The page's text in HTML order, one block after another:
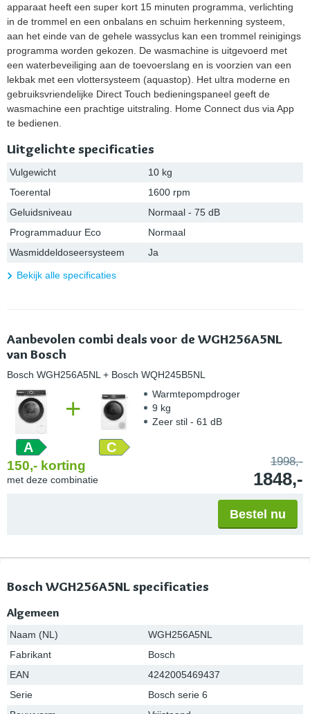
apparaat heeft een super kort 15 minuten programma, verlichting
in de trommel en een onbalans en schuim herkenning systeem,
aan het einde van de gehele wassyclus kan een trommel reinigings
programma worden gekozen. De wasmachine is uitgevoerd met
een waterbeveiliging aan de toevoerslang en is voorzien van een
lekbak met een vlottersysteem (aquastop). Het ultra moderne en
gebruiksvriendelijke Direct Touch bedieningspaneel geeft de
wasmachine een prachtige uitstraling. Home Connect dus via App
te bedienen.
Uitgelichte specificaties
Vulgewicht
10 kg
Toerental
1600 rpm
Geluidsniveau
Normaal - 75 dB
Programmaduur Eco
Normaal
Wasmiddeldoseersysteem
Ja
Bekijk alle specificaties
Aanbevolen combi deals voor de WGH256A5NL
van Bosch
Bosch WGH256A5NL + Bosch WQH245B5NL
A
+
C
Warmtepompdroger
9 kg
Zeer stil - 61 dB
150,- korting
met deze combinatie
1998,-
1848,-
Bestel nu
Bosch WGH256A5NL specificaties
Algemeen
Naam (NL)
WGH256A5NL
Fabrikant
Bosch
EAN
4242005469437
Serie
Bosch serie 6